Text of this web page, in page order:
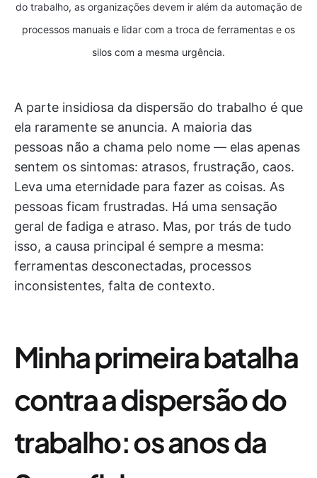
do trabalho, as organizações devem ir além da automação de
processos manuais e lidar com a troca de ferramentas e os
silos com a mesma urgência.
A parte insidiosa da dispersão do trabalho é que
ela raramente se anuncia. A maioria das
pessoas não a chama pelo nome — elas apenas
sentem os sintomas: atrasos, frustração, caos.
Leva uma eternidade para fazer as coisas. As
pessoas ficam frustradas. Há uma sensação
geral de fadiga e atraso. Mas, por trás de tudo
isso, a causa principal é sempre a mesma:
ferramentas desconectadas, processos
inconsistentes, falta de contexto.
Minha primeira batalha
contra a dispersão do
trabalho: os anos da